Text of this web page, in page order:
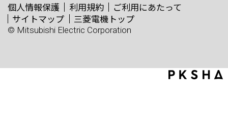
個人情報保護 利用規約
ご利用にあたって
サイトマップ
三菱電機トップ
© Mitsubishi Electric Corporation